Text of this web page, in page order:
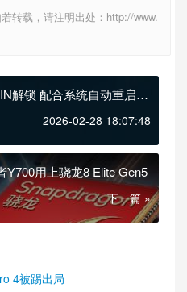
转载，请注明出处：http://www.
解锁 配合系统自动重启安
2026-02-28 18:07:48
用上骁龙8 Elite Gen5
下一篇 »
4被踢出局